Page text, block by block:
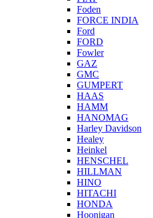
Foden
FORCE INDIA
Ford
FORD
Fowler
GAZ
GMC
GUMPERT
HAAS
HAMM
HANOMAG
Harley Davidson
Healey
Heinkel
HENSCHEL
HILLMAN
HINO
HITACHI
HONDA
Hoonigan